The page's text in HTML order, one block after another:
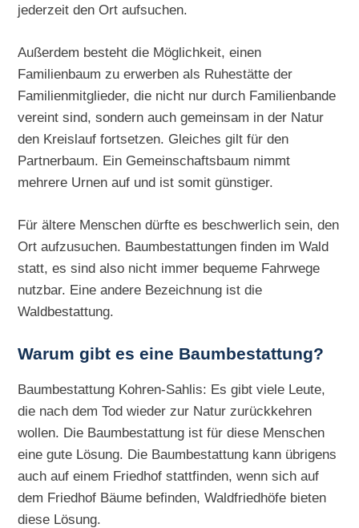
jederzeit den Ort aufsuchen.
Außerdem besteht die Möglichkeit, einen
Familienbaum zu erwerben als Ruhestätte der
Familienmitglieder, die nicht nur durch Familienbande
vereint sind, sondern auch gemeinsam in der Natur
den Kreislauf fortsetzen. Gleiches gilt für den
Partnerbaum. Ein Gemeinschaftsbaum nimmt
mehrere Urnen auf und ist somit günstiger.
Für ältere Menschen dürfte es beschwerlich sein, den
Ort aufzusuchen. Baumbestattungen finden im Wald
statt, es sind also nicht immer bequeme Fahrwege
nutzbar. Eine andere Bezeichnung ist die
Waldbestattung.
Warum gibt es eine Baumbestattung?
Baumbestattung Kohren-Sahlis: Es gibt viele Leute,
die nach dem Tod wieder zur Natur zurückkehren
wollen. Die Baumbestattung ist für diese Menschen
eine gute Lösung. Die Baumbestattung kann übrigens
auch auf einem Friedhof stattfinden, wenn sich auf
dem Friedhof Bäume befinden, Waldfriedhöfe bieten
diese Lösung.